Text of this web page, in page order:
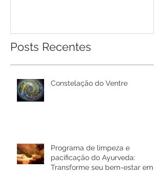
Posts Recentes
Constelação do Ventre
Programa de limpeza e
pacificação do Ayurveda:
Transforme seu bem-estar em